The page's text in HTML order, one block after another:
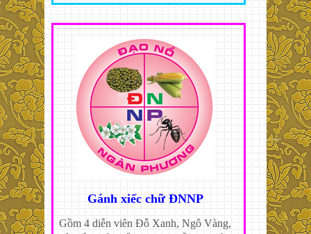
Gánh xiếc chữ ĐNNP
Gồm 4 diễn viên Đỗ Xanh, Ngô Vàng,